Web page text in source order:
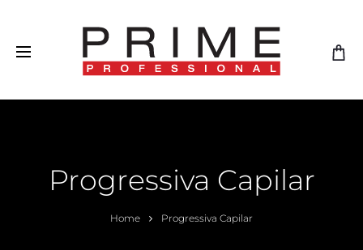
Progressiva Capilar
Home Progressiva Capilar